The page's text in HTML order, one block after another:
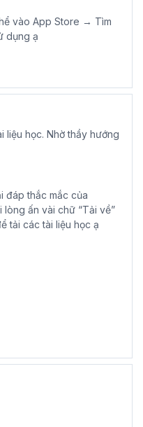
vào App Store → Tìm
dụng ạ
liệu học. Nhờ thầy hướng
đáp thắc mắc của
lòng ấn vài chữ “Tải về”
tải các tài liệu học ạ